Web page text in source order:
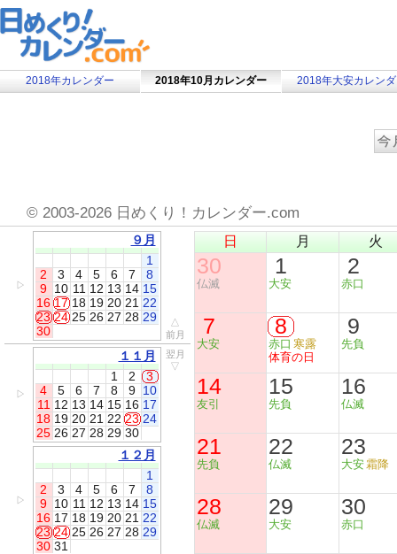
2018年カレンダー 2018年10月カレンダー 2018年大安カレン
© 2003-2026 日めくり！カレンダー.com
▷
９月
1
2
3 4 5 6 7
8
9 10 11 12 13 14 15
16 17 18 19 20 21 22
23 24 25 26 27 28 29
30
△
前月
▷
１１月
1
2
3
4
5 6 7 8 9 10
11 12 13 14 15 16 17
18 19 20 21 22 23 24
25 26 27 28 29 30
翌月
▽
▷
１２月
1
2
3 4 5 6 7
8
9 10 11 12 13 14 15
16 17 18 19 20 21 22
23 24 25 26 27 28 29
30 31
日 月 火
30
仏滅
1
大安
2
赤口
7
大安
8
赤口 寒露
体育の日
9
先負
14
友引
15
先負
16
仏滅
21
先負
22
仏滅
23
大安霜降
28
仏滅
29
大安
30
赤口